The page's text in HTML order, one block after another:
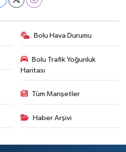
Bolu Hava Durumu
Bolu Trafik Yoğunluk
Haritası
Tüm Manşetler
Haber Arşivi